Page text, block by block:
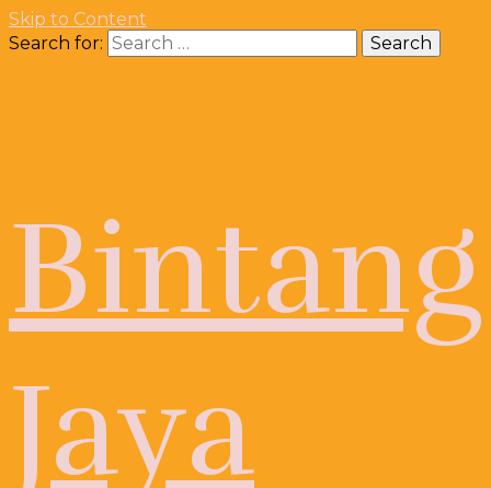
Skip to Content
Search for:
Bintang
Jaya